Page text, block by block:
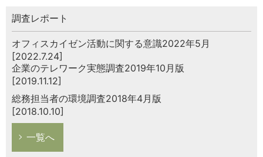
調査レポート
オフィスカイゼン活動に関する意識2022年5月
[2022.7.24]
企業のテレワーク実態調査2019年10月版
[2019.11.12]
総務担当者の環境調査2018年4月版
[2018.10.10]
一覧へ